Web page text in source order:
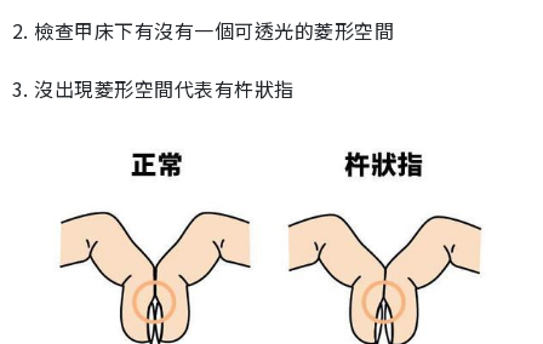
2. 檢查甲床下有沒有一個可透光的菱形空間
3. 沒出現菱形空間代表有杵狀指